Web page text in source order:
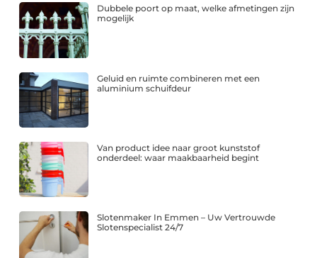
Dubbele poort op maat, welke afmetingen zijn
mogelijk
Geluid en ruimte combineren met een
aluminium schuifdeur
Van product idee naar groot kunststof
onderdeel: waar maakbaarheid begint
Slotenmaker In Emmen – Uw Vertrouwde
Slotenspecialist 24/7